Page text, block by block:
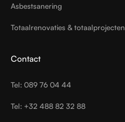
Asbestsanering
Totaalrenovaties & totaalprojecten
Contact
Tel: 089 76 04 44
Tel: +32 488 82 32 88